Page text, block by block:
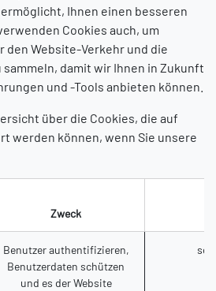
Ihnen einen besseren
Cookies auch, um
den Website-Verkehr und die
damit wir Ihnen in Zukunft
und -Tools anbieten können.
über die Cookies, die auf
werden können, wenn Sie unsere
Zweck
Benutzer authentifizieren,
Benutzerdaten schützen
und es der Website